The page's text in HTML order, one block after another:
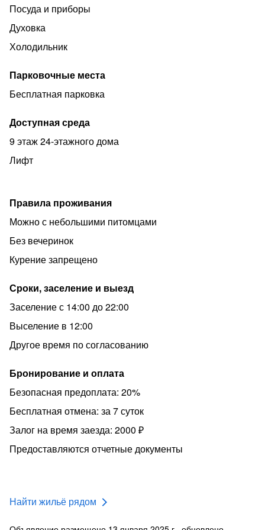
Расстояние до Центрального Автовокзала 800 м
(можно дойти пешком)
Расстояние до жд вокзала 8 км (14 мин на такси)
Расстояние до остановки общественного транспорта
100 м.
До центральной части города -10 мин. на
общественном транспорте.
Посуда и приборы
Духовка
Холодильник
Парковочные места
Бесплатная парковка
Доступная среда
9 этаж 24-этажного дома
Лифт
Правила проживания
Можно с небольшими питомцами
Без вечеринок
Курение запрещено
Сроки, заселение и выезд
Заселение с 14:00 до 22:00
Выселение в 12:00
Другое время по согласованию
Бронирование и оплата
Безопасная предоплата: 20%
Бесплатная отмена: за 7 суток
Залог на время заезда: 2000 ₽
Предоставляются отчетные документы
Найти жильё рядом